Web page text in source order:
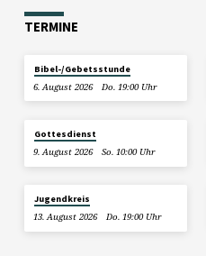
TERMINE
Bibel-/Gebetsstunde
6. August 2026
Do. 19:00 Uhr
Gottesdienst
9. August 2026
So. 10:00 Uhr
Jugendkreis
13. August 2026
Do. 19:00 Uhr